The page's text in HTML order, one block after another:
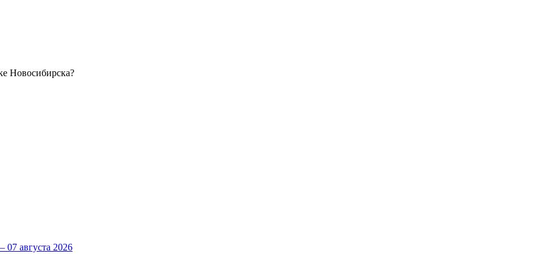
Новосибирска?
августа 2026